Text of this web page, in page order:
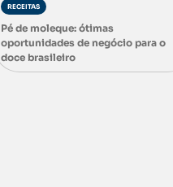
RECEITAS
Pé de moleque: ótimas
oportunidades de negócio para o
doce brasileiro